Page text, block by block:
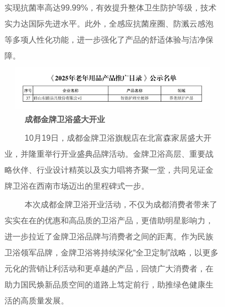
实现抗菌率高达99.99%，有效提升整体卫生防护等级，技术
实力达国际先进水平。此外，全感应抗菌座圈、防溅云感泡
等多项人性化功能，进一步强化了产品的舒适体验与洁净保
障。
成都金牌卫浴盛大开业
10月19日，成都金牌卫浴旗舰店在北富森家居盛大开
业，并隆重举行开业盛典品牌活动。金牌卫浴高层、重要战
略伙伴、行业设计精英以及实力唱将齐聚一堂，共同见证金
牌卫浴在西南市场迈出的里程碑式一步。
本次成都金牌卫浴开业活动，不仅为成都消费者带来了
实实在在的优惠和高品质的卫浴产品，更借助明星影响力，
进一步拉近了金牌卫浴品牌与消费者之间的距离。作为民族
卫浴领军品牌，金牌卫浴将持续深化“全卫定制”战略，以更多
元化的营销让利活动和更卓越的产品，回馈广大消费者，在
助力国民焕新品质空间的道路上笃定前行，助推绿色健康生
活的高质量发展。